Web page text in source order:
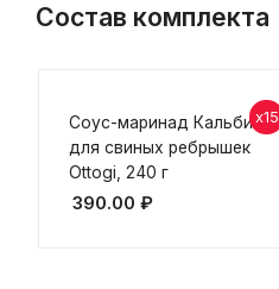
Состав комплекта
x15
Соус-маринад Кальби
для свиных ребрышек
Ottogi, 240 г
390.00 ₽